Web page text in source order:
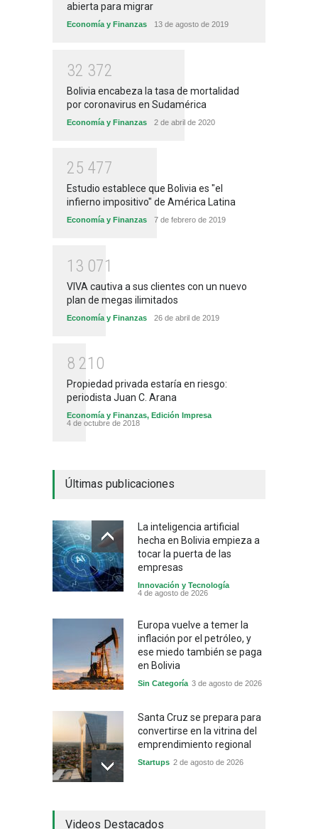
abierta para migrar
Economía y Finanzas 13 de agosto de 2019
32 372
Bolivia encabeza la tasa de mortalidad
por coronavirus en Sudamérica
Economía y Finanzas 2 de abril de 2020
25 477
Estudio establece que Bolivia es "el
infierno impositivo" de América Latina
Economía y Finanzas 7 de febrero de 2019
1 3 071
VIVA cautiva a sus clientes con un nuevo
plan de megas ilimitados
Economía y Finanzas 26 de abril de 2019
8 21 0
Propiedad privada estaría en riesgo:
periodista Juan C. Arana
Economía y Finanzas, Edición Impresa
4 de octubre de 2018
Últimas publicaciones
La inteligencia artificial
hecha en Bolivia empieza a
tocar la puerta de las
empresas
Innovación y Tecnología
4 de agosto de 2026
Europa vuelve a temer la
inflación por el petróleo, y
ese miedo también se paga
en Bolivia
Sin Categoría 3 de agosto de 2026
Santa Cruz se prepara para
convertirse en la vitrina del
emprendimiento regional
Startups 2 de agosto de 2026
industrial y el golpe puede
Videos Destacados